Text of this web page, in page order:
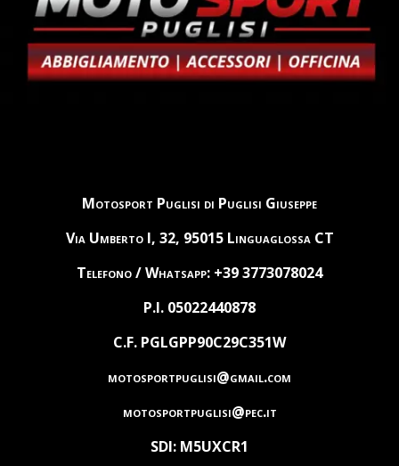
Motosport Puglisi di Puglisi Giuseppe
Via Umberto I, 32, 95015 Linguaglossa CT
Telefono / Whatsapp: +39 3773078024
P.I. 05022440878
C.F. PGLGPP90C29C351W
motosportpuglisi@gmail.com
motosportpuglisi@pec.it
SDI: M5UXCR1